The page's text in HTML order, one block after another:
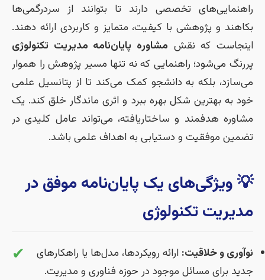
راهنمایی‌های تخصصی دارند تا بتوانند از سردرگمی‌ها
بکاهند و پژوهشی با کیفیت، متمایز و کاربردی ارائه دهند.
اینجاست که نقش مشاوره پایان‌نامه مدیریت تکنولوژی
پررنگ می‌شود؛ راهنمایی که نه تنها مسیر پژوهش را هموار
می‌سازد، بلکه به دانشجو کمک می‌کند تا از پتانسیل علمی
خود به بهترین شکل بهره ببرد و اثری ماندگار خلق کند. یک
مشاوره هدفمند و ساختاریافته، می‌تواند عامل کلیدی در
تضمین موفقیت و دستیابی به اهداف علمی باشد.
💡 ویژگی‌های یک پایان‌نامه موفق در
مدیریت تکنولوژی
✔ نوآوری و خلاقیت: ارائه رویکردها، مدل‌ها یا راهکارهای
جدید برای مسائل موجود در حوزه فناوری و مدیریت.